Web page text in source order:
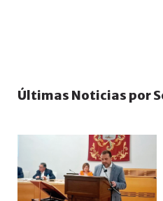
Últimas Noticias por